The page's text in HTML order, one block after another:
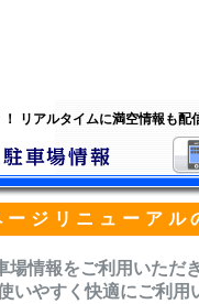
リアルタイムに満空情報も配
ージリニューアル
情報をご利用いただ
いやすく快適にご利